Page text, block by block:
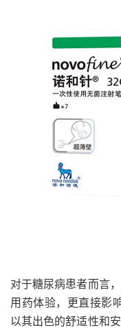
对于糖尿病患者而言
用药体验，更直接影
以其出色的舒适性和